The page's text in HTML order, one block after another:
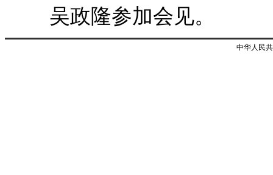
吴政隆参加会见。
中华人民